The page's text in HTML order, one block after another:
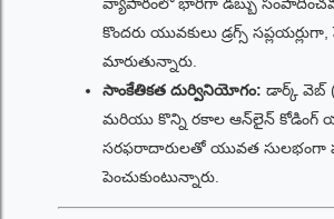
కొందరు యువకులు డ్రగ్స్ సప్లయర్లుగా,
మారుతున్నారు.
సాంకేతికత దుర్వినియోగం: డార్క్ వెబ్
మరియు కొన్ని రకాల ఆన్‌లైన్ కోడింగ్
సరఫరాదారులతో యువత
పెంచుకుంటున్నారు.